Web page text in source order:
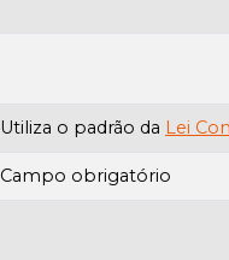
Utiliza o padrão da Lei
Campo obrigatório